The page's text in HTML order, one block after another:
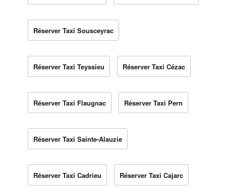
Réserver Taxi Sousceyrac
Réserver Taxi Teyssieu Réserver Taxi Cézac
Réserver Taxi Flaugnac Réserver Taxi Pern
Réserver Taxi Sainte-Alauzie
Réserver Taxi Cadrieu Réserver Taxi Cajarc